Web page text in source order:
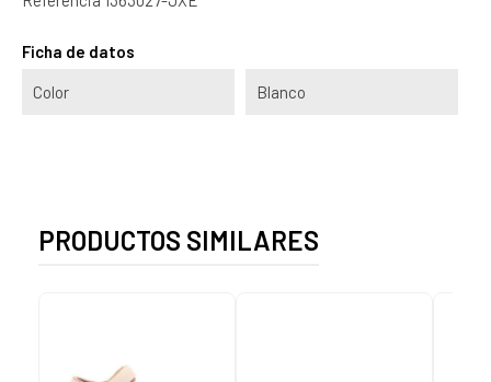
Ficha de datos
Color Blanco
PRODUCTOS SIMILARES